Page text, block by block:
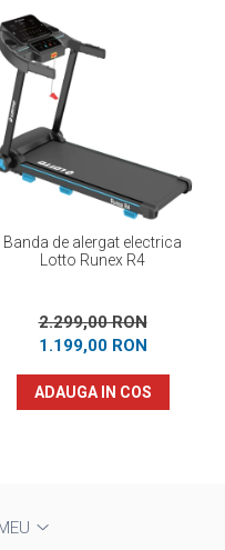
Banda de alergat electrica
Lotto Runex R4
2.299,00 RON
1.199,00 RON
ADAUGA IN COS